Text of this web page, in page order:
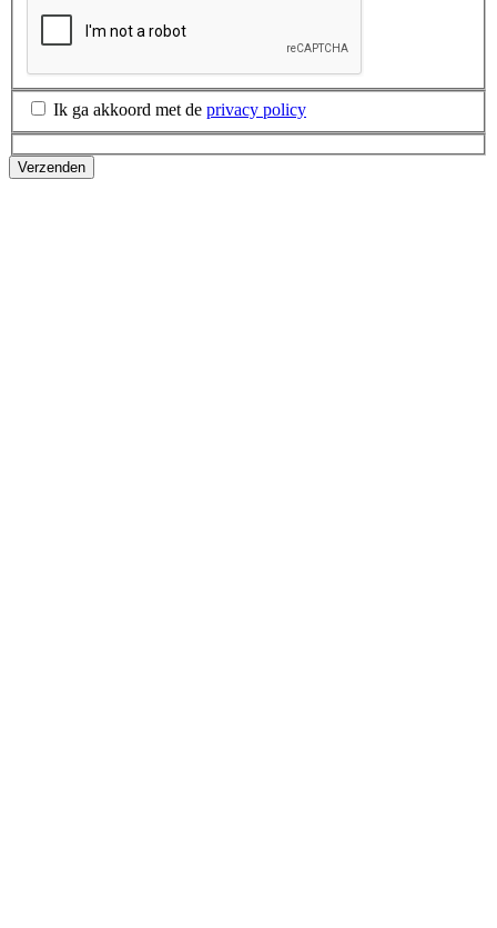
Ik ga akkoord met de privacy policy